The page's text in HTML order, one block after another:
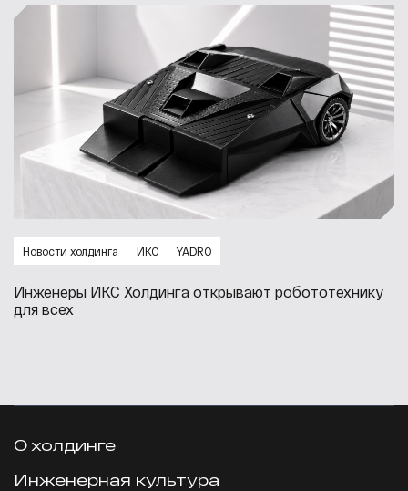
Новости холдинга ИКС YADRO
Инженеры ИКС Холдинга открывают робототехнику
для всех
О холдинге
Инженерная культура